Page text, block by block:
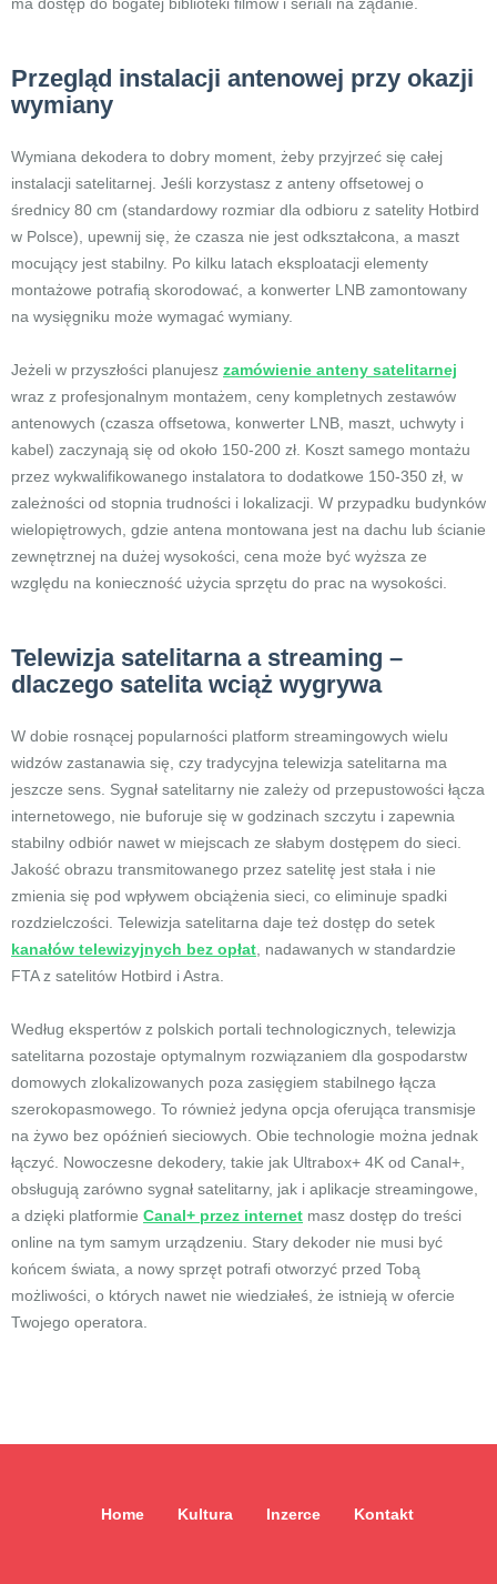
Przegląd instalacji antenowej przy okazji
wymiany
Wymiana dekodera to dobry moment, żeby przyjrzeć się całej
instalacji satelitarnej. Jeśli korzystasz z anteny offsetowej o
średnicy 80 cm (standardowy rozmiar dla odbioru z satelity Hotbird
w Polsce), upewnij się, że czasza nie jest odkształcona, a maszt
mocujący jest stabilny. Po kilku latach eksploatacji elementy
montażowe potrafią skorodować, a konwerter LNB zamontowany
na wysięgniku może wymagać wymiany.
Jeżeli w przyszłości planujesz zamówienie anteny satelitarnej
wraz z profesjonalnym montażem, ceny kompletnych zestawów
antenowych (czasza offsetowa, konwerter LNB, maszt, uchwyty i
kabel) zaczynają się od około 150-200 zł. Koszt samego montażu
przez wykwalifikowanego instalatora to dodatkowe 150-350 zł, w
zależności od stopnia trudności i lokalizacji. W przypadku budynków
wielopiętrowych, gdzie antena montowana jest na dachu lub ścianie
zewnętrznej na dużej wysokości, cena może być wyższa ze
względu na konieczność użycia sprzętu do prac na wysokości.
Telewizja satelitarna a streaming –
dlaczego satelita wciąż wygrywa
W dobie rosnącej popularności platform streamingowych wielu
widzów zastanawia się, czy tradycyjna telewizja satelitarna ma
jeszcze sens. Sygnał satelitarny nie zależy od przepustowości łącza
internetowego, nie buforuje się w godzinach szczytu i zapewnia
stabilny odbiór nawet w miejscach ze słabym dostępem do sieci.
Jakość obrazu transmitowanego przez satelitę jest stała i nie
zmienia się pod wpływem obciążenia sieci, co eliminuje spadki
rozdzielczości. Telewizja satelitarna daje też dostęp do setek
kanałów telewizyjnych bez opłat , nadawanych w standardzie
FTA z satelitów Hotbird i Astra.
Według ekspertów z polskich portali technologicznych, telewizja
satelitarna pozostaje optymalnym rozwiązaniem dla gospodarstw
domowych zlokalizowanych poza zasięgiem stabilnego łącza
szerokopasmowego. To również jedyna opcja oferująca transmisje
na żywo bez opóźnień sieciowych. Obie technologie można jednak
łączyć. Nowoczesne dekodery, takie jak Ultrabox+ 4K od Canal+,
obsługują zarówno sygnał satelitarny, jak i aplikacje streamingowe,
a dzięki platformie Canal+ przez internet masz dostęp do treści
online na tym samym urządzeniu. Stary dekoder nie musi być
końcem świata, a nowy sprzęt potrafi otworzyć przed Tobą
możliwości, o których nawet nie wiedziałeś, że istnieją w ofercie
Twojego operatora.
Home Kultura Inzerce Kontakt